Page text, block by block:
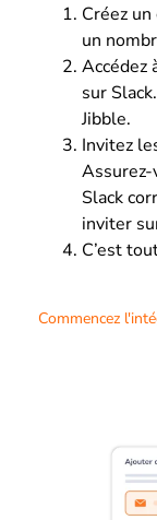
Créez
un
Accédez
sur
Jibble.
Invitez
Slack
inviter
C’est
Commencez